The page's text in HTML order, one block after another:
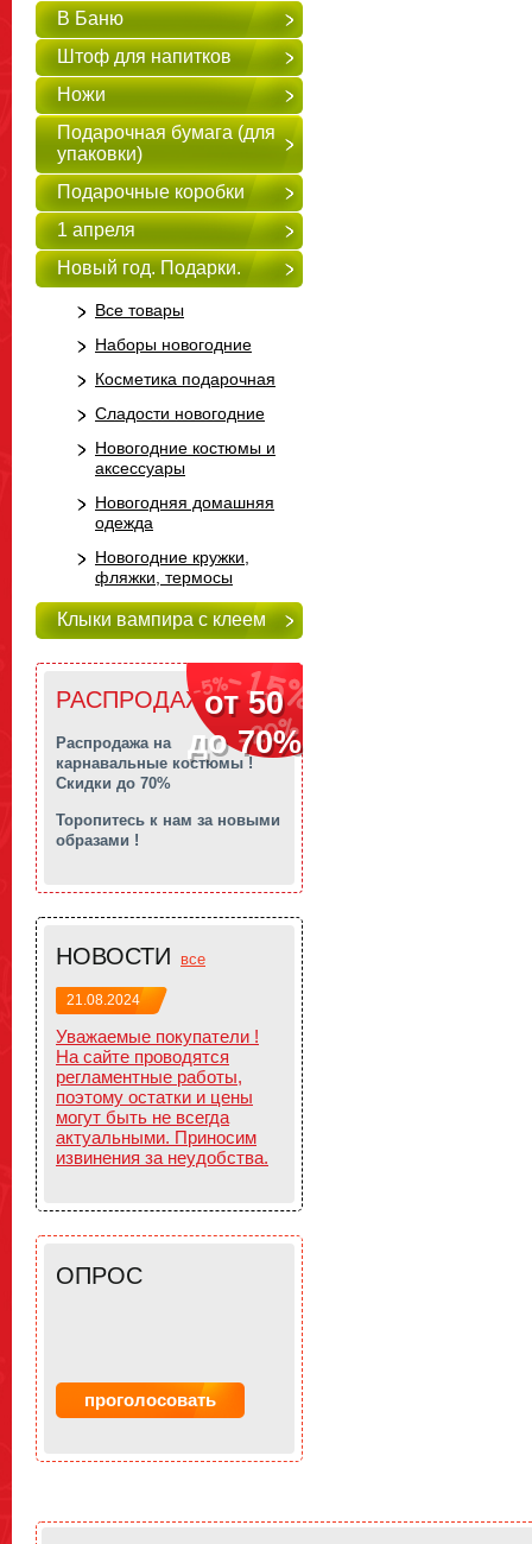
В Баню
Штоф для напитков
Ножи
Подарочная бумага (для
упаковки)
Подарочные коробки
1 апреля
Новый год. Подарки.
Все товары
Наборы новогодние
Косметика подарочная
Сладости новогодние
Новогодние костюмы и
аксессуары
Новогодняя домашняя
одежда
Новогодние кружки,
фляжки, термосы
Клыки вампира с клеем
от 50
до 70%
РАСПРОДАЖА!!!
Распродажа на
карнавальные костюмы !
Скидки до 70%
Торопитесь к нам за новыми
образами !
НОВОСТИ все
21.08.2024
Уважаемые покупатели !
На сайте проводятся
регламентные работы,
поэтому остатки и цены
могут быть не всегда
актуальными. Приносим
извинения за неудобства.
ОПРОС